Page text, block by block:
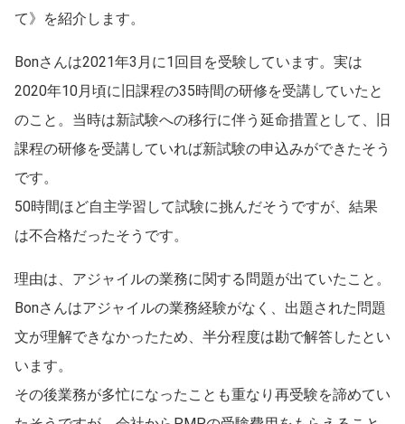
て》を紹介します。
Bonさんは2021年3月に1回目を受験しています。実は
2020年10月頃に旧課程の35時間の研修を受講していたと
のこと。当時は新試験への移行に伴う延命措置として、旧
課程の研修を受講していれば新試験の申込みができたそう
です。
50時間ほど自主学習して試験に挑んだそうですが、結果
は不合格だったそうです。
理由は、アジャイルの業務に関する問題が出ていたこと。
Bonさんはアジャイルの業務経験がなく、出題された問題
文が理解できなかったため、半分程度は勘で解答したとい
います。
その後業務が多忙になったことも重なり再受験を諦めてい